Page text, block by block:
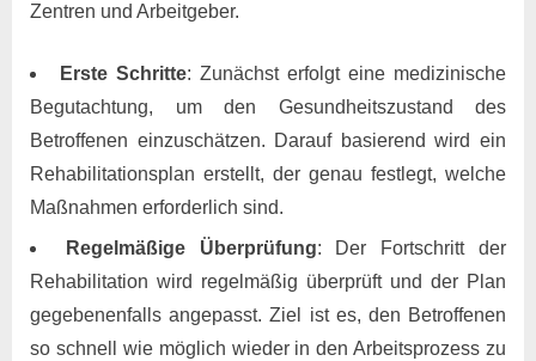
Zentren und Arbeitgeber.
Erste Schritte: Zunächst erfolgt eine medizinische
Begutachtung, um den Gesundheitszustand des
Betroffenen einzuschätzen. Darauf basierend wird ein
Rehabilitationsplan erstellt, der genau festlegt, welche
Maßnahmen erforderlich sind.
Regelmäßige Überprüfung: Der Fortschritt der
Rehabilitation wird regelmäßig überprüft und der Plan
gegebenenfalls angepasst. Ziel ist es, den Betroffenen
so schnell wie möglich wieder in den Arbeitsprozess zu